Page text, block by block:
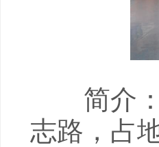
简介：
志路，占